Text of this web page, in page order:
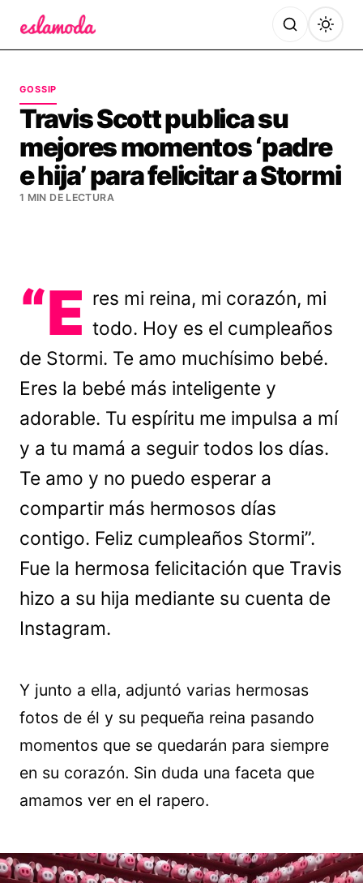
GOSSIP
Travis Scott publica su
mejores momentos ‘padre
e hija’ para felicitar a Stormi
1 MIN DE LECTURA
“E res mi reina, mi corazón, mi
todo. Hoy es el cumpleaños
de Stormi. Te amo muchísimo bebé.
Eres la bebé más inteligente y
adorable. Tu espíritu me impulsa a mí
y a tu mamá a seguir todos los días.
Te amo y no puedo esperar a
compartir más hermosos días
contigo. Feliz cumpleaños Stormi”.
Fue la hermosa felicitación que Travis
hizo a su hija mediante su cuenta de
Instagram.
Y junto a ella, adjuntó varias hermosas
fotos de él y su pequeña reina pasando
momentos que se quedarán para siempre
en su corazón. Sin duda una faceta que
amamos ver en el rapero.